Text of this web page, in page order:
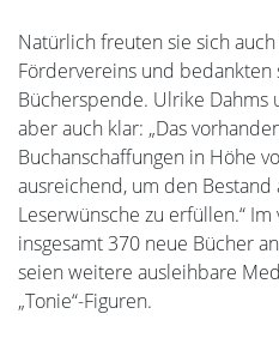
Natürlich freuten sie sich
Fördervereins und
Bücherspende. Ulrike Dahms
aber auch klar: „Das
Buchanschaffungen in Höhe
ausreichend, um den
Leserwünsche zu erfüllen.“
insgesamt 370 neue Bücher
seien weitere ausleihbare
„Tonie“-Figuren.